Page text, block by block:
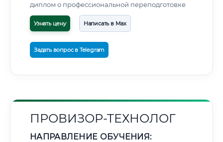
диплом о профессиональной переподготовке
Узнать цену Написать в Max
Задать вопрос в Telegram
ПРОВИЗОР-ТЕХНОЛОГ
НАПРАВЛЕНИЕ ОБУЧЕНИЯ: